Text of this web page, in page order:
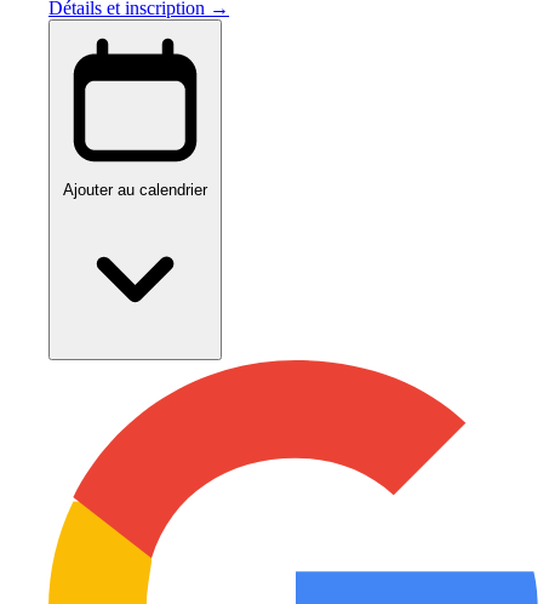
Détails et inscription →
Ajouter au calendrier